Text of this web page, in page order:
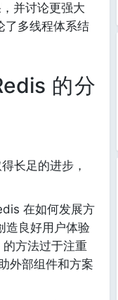
并讨论更强大
了多线程体系结
的分
长足的进步，
在如何发展方
造良好用户体验
方法过于注重
外部组件和方案